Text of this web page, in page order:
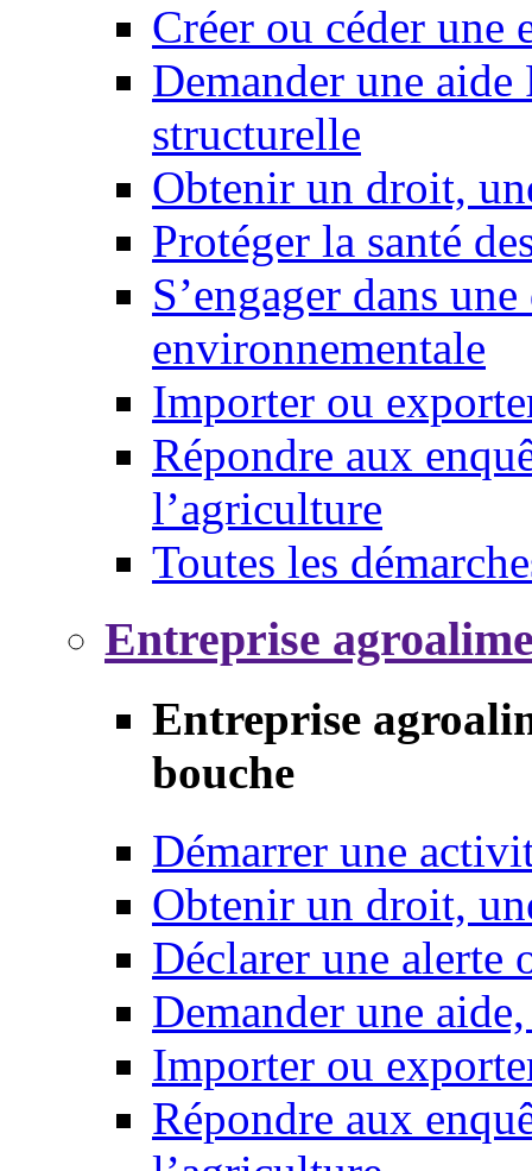
Créer ou céder une
Demander une
structurelle
Obtenir un droit,
Protéger la santé
S’engager dans
environnementale
Importer ou
Répondre aux
l’agriculture
Toutes les
Entreprise
Entreprise
bouche
Démarrer une
Obtenir un droit,
Déclarer une alerte
Demander une
Importer ou
Répondre aux